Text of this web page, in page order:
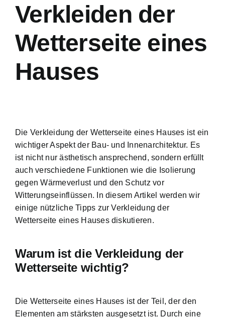
Verkleiden der
Wetterseite eines
Hauses
Die Verkleidung der Wetterseite eines Hauses ist ein
wichtiger Aspekt der Bau- und Innenarchitektur. Es
ist nicht nur ästhetisch ansprechend, sondern erfüllt
auch verschiedene Funktionen wie die Isolierung
gegen Wärmeverlust und den Schutz vor
Witterungseinflüssen. In diesem Artikel werden wir
einige nützliche Tipps zur Verkleidung der
Wetterseite eines Hauses diskutieren.
Warum ist die Verkleidung der
Wetterseite wichtig?
Die Wetterseite eines Hauses ist der Teil, der den
Elementen am stärksten ausgesetzt ist. Durch eine